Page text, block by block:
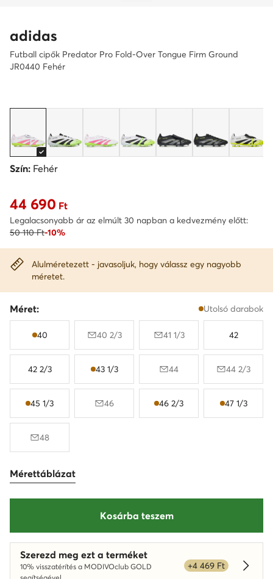
adidas
Futball cipők Predator Pro Fold-Over Tongue Firm Ground
JR0440 Fehér
Szín: Fehér
Aktuális ár 44 690 Ft
44 690 Ft
Legalacsonyabb ár az elmúlt 30 napban a kedvezmény előtt:
50 110 Ft-10%
Alulméretezett - javasoljuk, hogy válassz egy nagyobb
méretet.
Méret: Utolsó darabok
40 40 2/3 41 1/3 42
42 2/3 43 1/3 44 44 2/3
45 1/3 46 46 2/3 47 1/3
48
Mérettáblázat
Kosárba teszem
Szerezd meg ezt a terméket
10% visszatérítés a MODIVOclub GOLD
+4 469 Ft